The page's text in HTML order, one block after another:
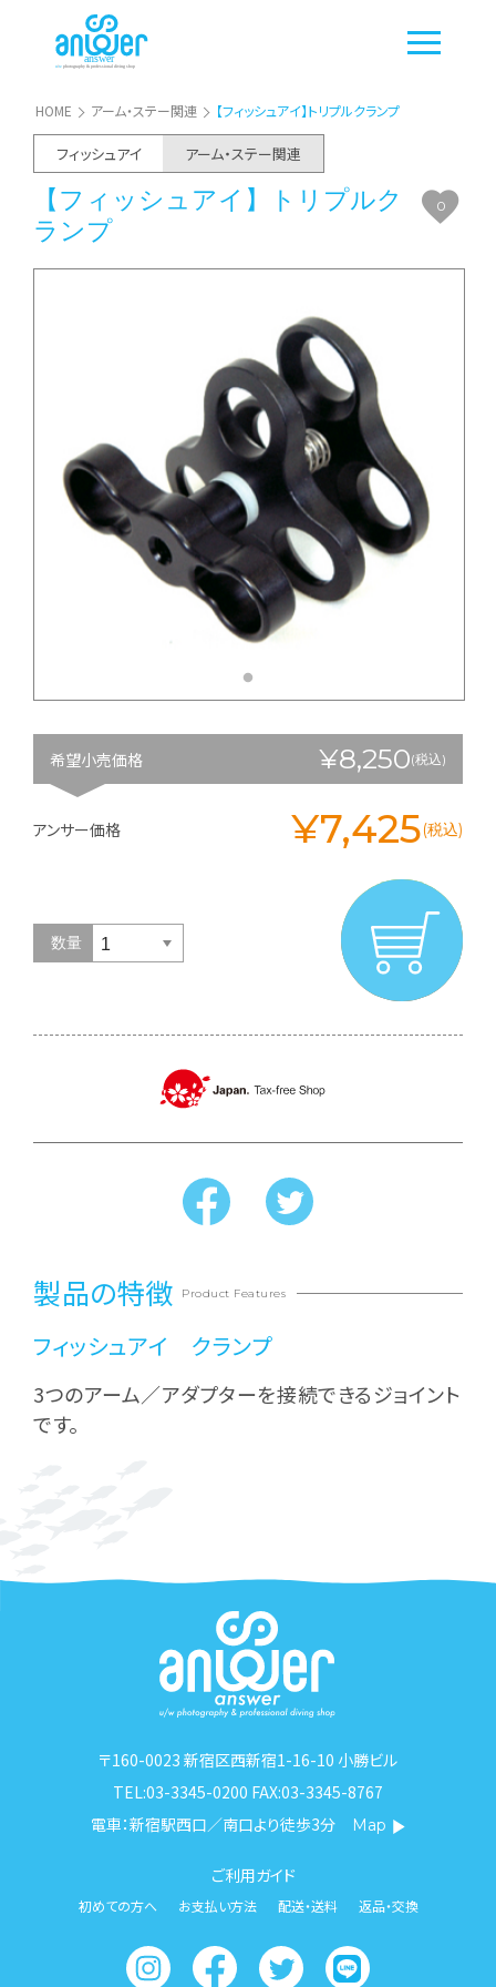
HOME アーム・ステー関連 【フィッシュアイ】トリプルクランプ
フィッシュアイ アーム・ステー関連
【フィッシュアイ】トリプルク
ランプ
0
希望小売価格 ¥8,250(税込)
アンサー価格 ¥7,425(税込)
数量
製品の特徴 Product Features
フィッシュアイ クランプ
3つのアーム／アダプターを接続できるジョイント
です。
〒160-0023 新宿区西新宿1-16-10 小勝ビル
TEL:03-3345-0200 FAX:03-3345-8767
電車：新宿駅西口／南口より徒歩3分
Map
ご利用ガイド
初めての方へ お支払い方法 配送・送料 返品・交換